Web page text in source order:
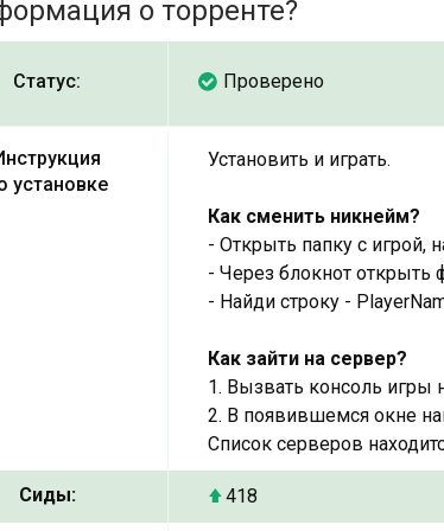
о торренте?
Статус: Проверено
установке
Установить и играть.
Как сменить никнейм?
- Открыть папку с игрой,
- Через блокнот открыть
- Найди строку -
Как зайти на сервер?
1. Вызвать консоль игры
2. В появившемся окне
Список серверов
Сиды: 418